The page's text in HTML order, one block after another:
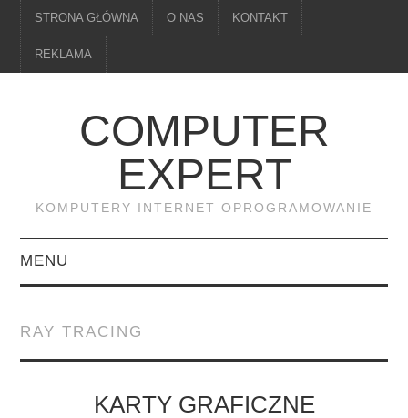
STRONA GŁÓWNA O NAS KONTAKT
REKLAMA
COMPUTER
EXPERT
KOMPUTERY INTERNET OPROGRAMOWANIE
MENU
MONITORY
RAY TRACING
KARTY GRAFICZNE